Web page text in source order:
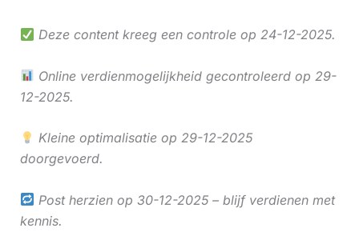
Deze content kreeg een controle op 24-12-2025.
Online verdienmogelijkheid gecontroleerd op 29-
12-2025.
Kleine optimalisatie op 29-12-2025
doorgevoerd.
Post herzien op 30-12-2025 – blijf verdienen met
kennis.